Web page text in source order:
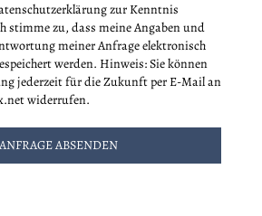
zur Kenntnis
stimme zu, dass meine Angaben und
meiner Anfrage elektronisch
werden. Hinweis: Sie können
jederzeit für die Zukunft per E-Mail an
widerrufen.
ANFRAGE ABSENDEN